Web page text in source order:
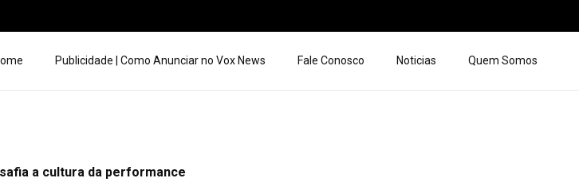
Publicidade | Como Anunciar no Vox News Fale Conosco Noticias Quem Somos
a cultura da performance